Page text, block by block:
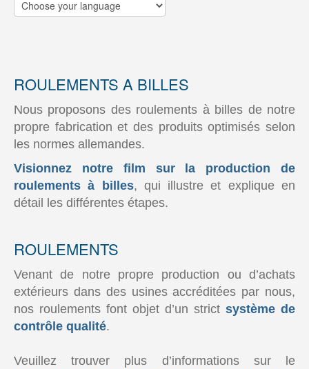
ROULEMENTS A BILLES
Nous proposons des roulements à billes de notre
propre fabrication et des produits optimisés selon
les normes allemandes.
Visionnez notre film sur la production de
roulements à billes, qui illustre et explique en
détail les différentes étapes.
ROULEMENTS
Venant de notre propre production ou d’achats
extérieurs dans des usines accréditées par nous,
nos roulements font objet d’un strict système de
contrôle qualité.
Veuillez trouver plus d’informations sur le